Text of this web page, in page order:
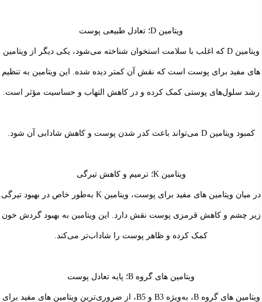
ویتامین D؛ تعادل طبیعی پوست
ویتامین D که اغلب با سلامت استخوان شناخته می‌شود، یکی دیگر از ویتامین
های مفید برای پوست است که نقش آن کمتر دیده شده. این ویتامین به تنظیم
رشد سلول‌های پوستی کمک کرده و در کاهش التهاب و حساسیت مؤثر است.
کمبود ویتامین D می‌تواند باعث کدر شدن پوست و کاهش شادابی آن شود.
ویتامین K؛ ترمیم و کاهش تیرگی
در میان ویتامین های مفید برای پوست، ویتامین K به‌طور خاص در بهبود تیرگی
زیر چشم و کاهش قرمزی پوست نقش دارد. این ویتامین به بهبود گردش خون
کمک کرده و ظاهر پوست را شاداب‌تر می‌کند.
ویتامین های گروه B؛ پایه تعادل پوست
ویتامین های گروه B، به‌ویژه B3 و B5، از ضروری‌ترین ویتامین های مفید برای